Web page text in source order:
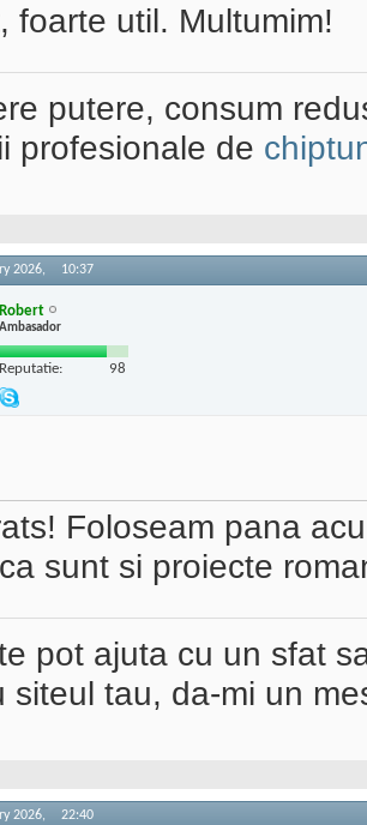
foarte util. Multumim!
putere, consum
profesionale de
2026, 10:37
Robert
Ambasador
Reputatie: 98
Foloseam pana
sunt si proiecte
pot ajuta cu un sfat
siteul tau, da-mi un
2026, 22:40